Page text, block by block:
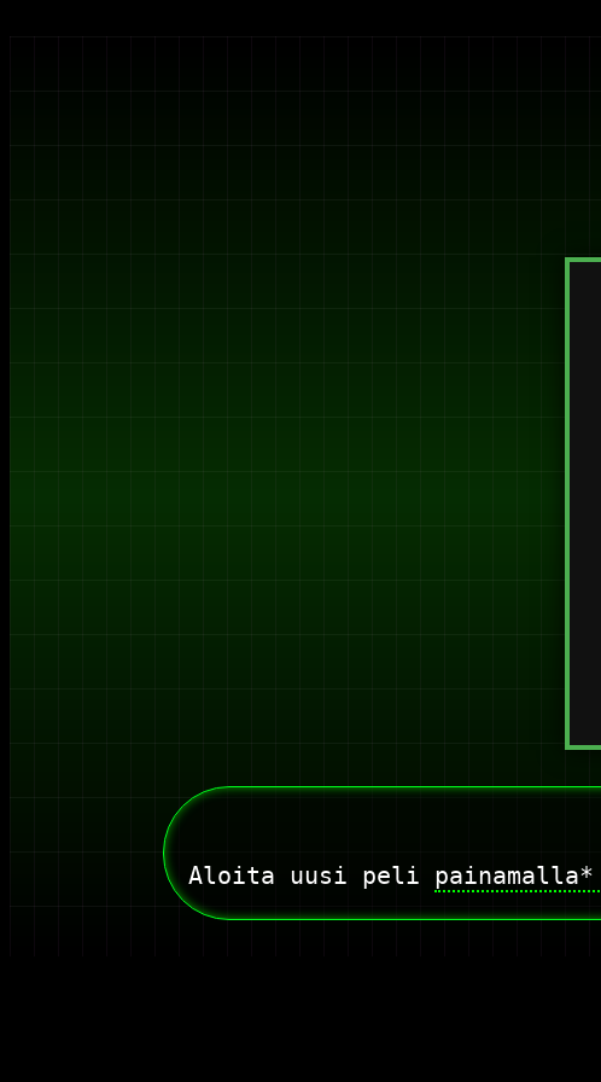
Aloita uusi peli painamalla*